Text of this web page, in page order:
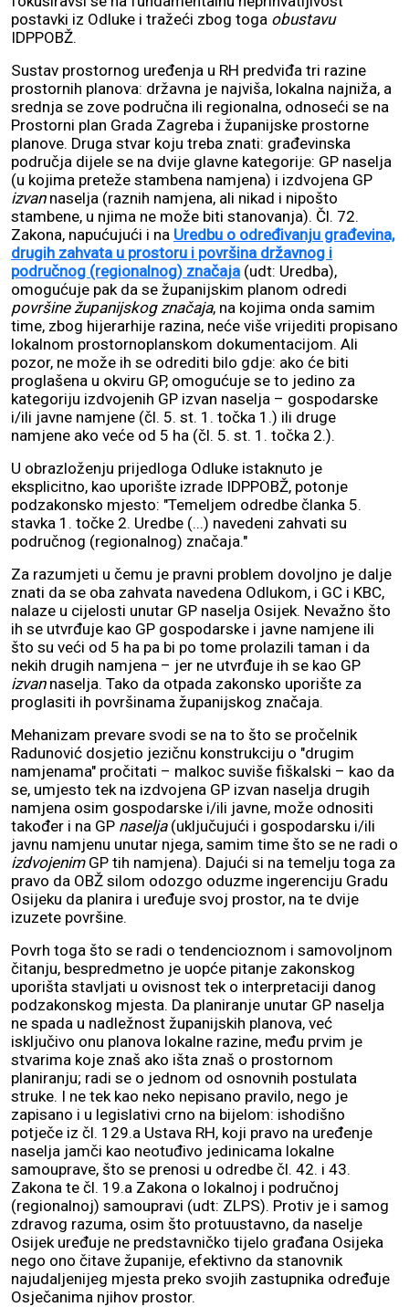
postavki iz Odluke i tražeći zbog toga obustavu
IDPPOBŽ.
Sustav prostornog uređenja u RH predviđa tri razine
prostornih planova: državna je najviša, lokalna najniža, a
srednja se zove područna ili regionalna, odnoseći se na
Prostorni plan Grada Zagreba i županijske prostorne
planove. Druga stvar koju treba znati: građevinska
područja dijele se na dvije glavne kategorije: GP naselja
(u kojima preteže stambena namjena) i izdvojena GP
izvannaselja (raznih namjena, ali nikad i nipošto
stambene, u njima ne može biti stanovanja). Čl. 72.
Zakona, napućujući i na Uredbu o određivanju građevina,
drugih zahvata u prostoru i površina državnog i
područnog (regionalnog) značaja (udt: Uredba),
omogućuje pak da se županijskim planom odredi
površine županijskog značaja, na kojima onda samim
time, zbog hijerarhije razina, neće više vrijediti propisano
lokalnom prostornoplanskom dokumentacijom. Ali
pozor, ne može ih se odrediti bilo gdje: ako će biti
proglašena u okviru GP, omogućuje se to jedino za
kategoriju izdvojenih GP izvan naselja – gospodarske
i/ili javne namjene (čl. 5. st. 1. točka 1.) ili druge
namjene ako veće od 5 ha (čl. 5. st. 1. točka 2.).
U obrazloženju prijedloga Odluke istaknuto je
eksplicitno, kao uporište izrade IDPPOBŽ, potonje
podzakonsko mjesto: "Temeljem odredbe članka 5.
stavka 1. točke 2. Uredbe (...) navedeni zahvati su
područnog (regionalnog) značaja."
Za razumjeti u čemu je pravni problem dovoljno je dalje
znati da se oba zahvata navedena Odlukom, i GC i KBC,
nalaze u cijelosti unutar GP naselja Osijek. Nevažno što
ih se utvrđuje kao GP gospodarske i javne namjene ili
što su veći od 5 ha pa bi po tome prolazili taman i da
nekih drugih namjena – jer ne utvrđuje ih se kao GP
izvannaselja. Tako da otpada zakonsko uporište za
proglasiti ih površinama županijskog značaja.
Mehanizam prevare svodi se na to što se pročelnik
Radunović dosjetio jezičnu konstrukciju o "drugim
namjenama" pročitati – malkoc suviše fiškalski – kao da
se, umjesto tek na izdvojena GP izvan naselja drugih
namjena osim gospodarske i/ili javne, može odnositi
također i na GP naselja(uključujući i gospodarsku i/ili
javnu namjenu unutar njega, samim time što se ne radi o
izdvojenimGP tih namjena). Dajući si na temelju toga za
pravo da OBŽ silom odozgo oduzme ingerenciju Gradu
Osijeku da planira i uređuje svoj prostor, na te dvije
izuzete površine.
Povrh toga što se radi o tendencioznom i samovoljnom
čitanju, bespredmetno je uopće pitanje zakonskog
uporišta stavljati u ovisnost tek o interpretaciji danog
podzakonskog mjesta. Da planiranje unutar GP naselja
ne spada u nadležnost županijskih planova, već
isključivo onu planova lokalne razine, među prvim je
stvarima koje znaš ako išta znaš o prostornom
planiranju; radi se o jednom od osnovnih postulata
struke. I ne tek kao neko nepisano pravilo, nego je
zapisano i u legislativi crno na bijelom: ishodišno
potječe iz čl. 129.a Ustava RH, koji pravo na uređenje
naselja jamči kao neotuđivo jedinicama lokalne
samouprave, što se prenosi u odredbe čl. 42. i 43.
Zakona te čl. 19.a Zakona o lokalnoj i područnoj
(regionalnoj) samoupravi (udt: ZLPS). Protiv je i samog
zdravog razuma, osim što protuustavno, da naselje
Osijek uređuje ne predstavničko tijelo građana Osijeka
nego ono čitave županije, efektivno da stanovnik
najudaljenijeg mjesta preko svojih zastupnika određuje
Osječanima njihov prostor.